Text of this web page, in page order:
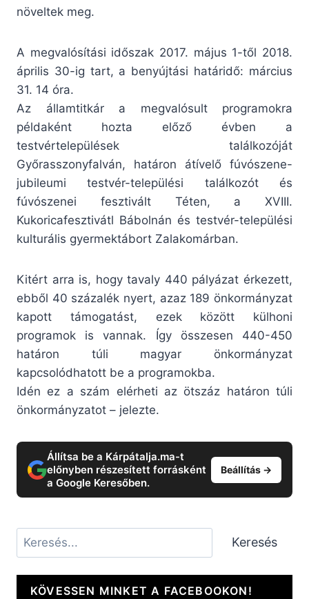
növeltek meg.
A megvalósítási időszak 2017. május 1-től 2018.
április 30-ig tart, a benyújtási határidő: március
31. 14 óra.
Az államtitkár a megvalósult programokra
példaként hozta előző évben a
testvértelepülések találkozóját
Győrasszonyfalván, határon átívelő fúvószene-
jubileumi testvér-települési találkozót és
fúvószenei fesztivált Téten, a XVIII.
Kukoricafesztivátl Bábolnán és testvér-települési
kulturális gyermektábort Zalakomárban.
Kitért arra is, hogy tavaly 440 pályázat érkezett,
ebből 40 százalék nyert, azaz 189 önkormányzat
kapott támogatást, ezek között külhoni
programok is vannak. Így összesen 440-450
határon túli magyar önkormányzat
kapcsolódhatott be a programokba.
Idén ez a szám elérheti az ötszáz határon túli
önkormányzatot – jelezte.
Állítsa be a Kárpátalja.ma-t
előnyben részesített forrásként
a Google Keresőben.
Beállítás →
Keresés Keresés
KÖVESSEN MINKET A FACEBOOKON!